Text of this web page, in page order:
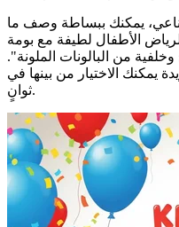
يمكنك ببساطة وصف ما
الأطفال لطيفة مع بومة
من البالونات الملونة".
يمكنك الاختيار من بينها في
ثوانٍ.